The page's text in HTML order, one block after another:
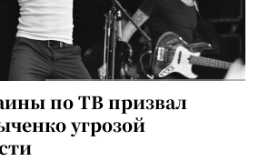
по ТВ призвал
угрозой